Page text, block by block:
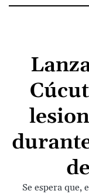
Se espera